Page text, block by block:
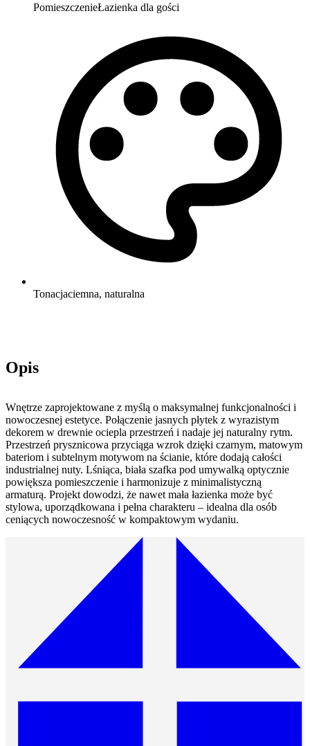
PomieszczenieŁazienka dla gości
Tonacjaciemna, naturalna
Opis
Wnętrze zaprojektowane z myślą o maksymalnej funkcjonalności i
nowoczesnej estetyce. Połączenie jasnych płytek z wyrazistym
dekorem w drewnie ociepla przestrzeń i nadaje jej naturalny rytm.
Przestrzeń prysznicowa przyciąga wzrok dzięki czarnym, matowym
bateriom i subtelnym motywom na ścianie, które dodają całości
industrialnej nuty. Lśniąca, biała szafka pod umywalką optycznie
powiększa pomieszczenie i harmonizuje z minimalistyczną
armaturą. Projekt dowodzi, że nawet mała łazienka może być
stylowa, uporządkowana i pełna charakteru – idealna dla osób
ceniących nowoczesność w kompaktowym wydaniu.